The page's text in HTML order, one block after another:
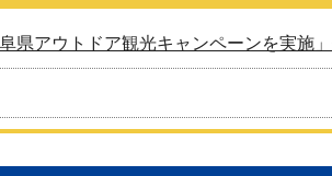
県アウトドア観光キャンペーンを実施